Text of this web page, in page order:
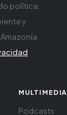
política,
y
MULTIMEDIA
Podcasts